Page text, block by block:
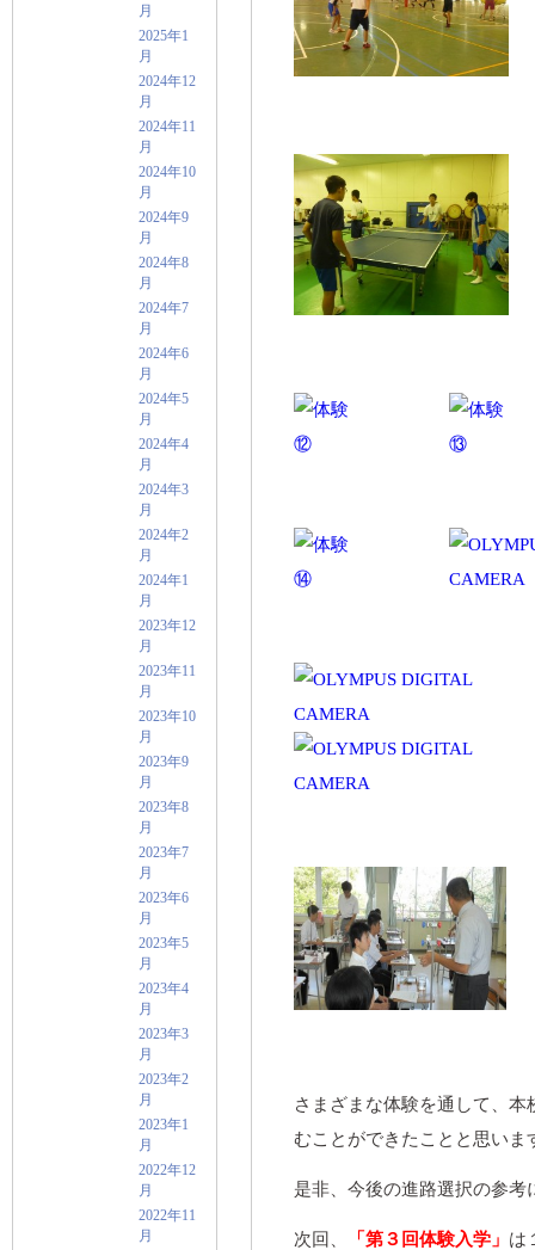
月
2025年1
月
2024年12
月
2024年11
月
2024年10
月
2024年9
月
2024年8
月
2024年7
月
2024年6
月
2024年5
月
2024年4
月
2024年3
月
2024年2
月
2024年1
月
2023年12
月
2023年11
月
2023年10
月
2023年9
月
2023年8
月
2023年7
月
2023年6
月
2023年5
月
2023年4
月
2023年3
月
2023年2
月
2023年1
月
2022年12
月
2022年11
月
さまざまな体験を通して、
むことができたことと思いま
是非、今後の進路選択の参考
次回、 「第３回体験入学」 は